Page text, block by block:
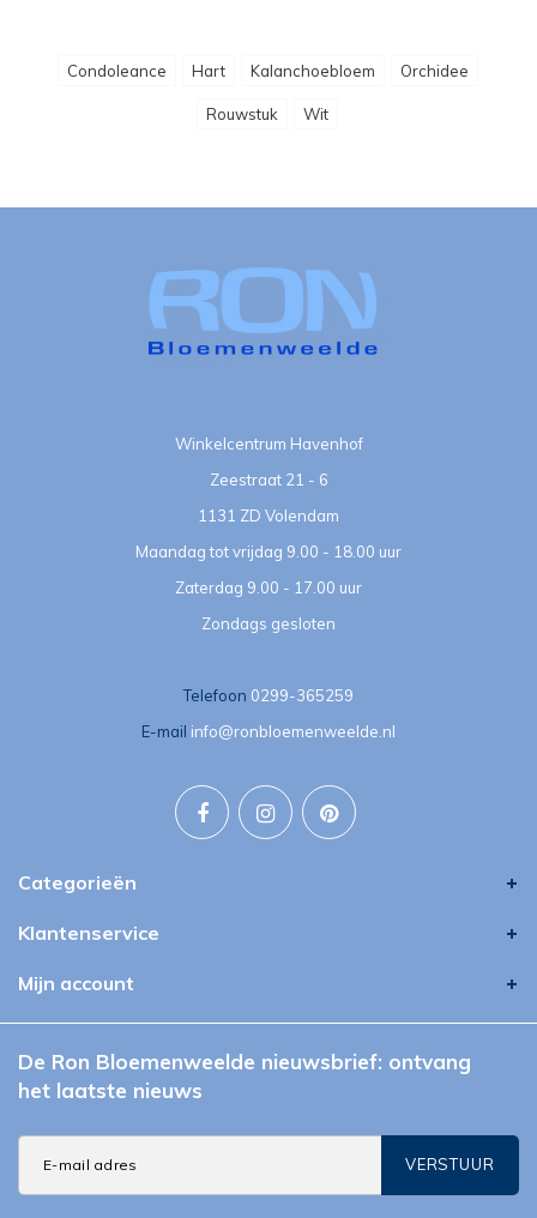
Condoleance Hart Kalanchoebloem Orchidee
Rouwstuk Wit
Winkelcentrum Havenhof
Zeestraat 21 - 6
1131 ZD Volendam
Maandag tot vrijdag 9.00 - 18.00 uur
Zaterdag 9.00 - 17.00 uur
Zondags gesloten
Telefoon 0299-365259
E-mail info@ronbloemenweelde.nl
Categorieën
Klantenservice
Mijn account
De Ron Bloemenweelde nieuwsbrief: ontvang
het laatste nieuws
VERSTUUR